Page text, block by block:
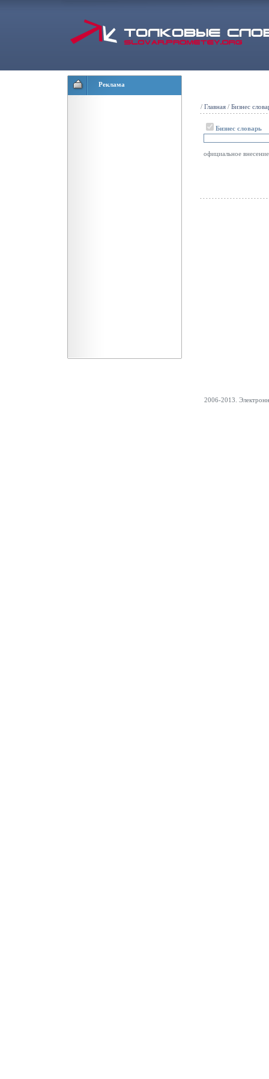
Реклама
/ Главная / Бизнес
Бизнес словарь
официальное
2006-2013.